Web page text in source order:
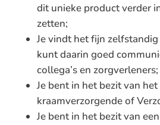
dit unieke product verder
zetten;
Je vindt het fijn
kunt daarin goed
collega’s en zorgverleners;
Je bent in het bezit van
kraamverzorgende of
Je bent in het bezit van